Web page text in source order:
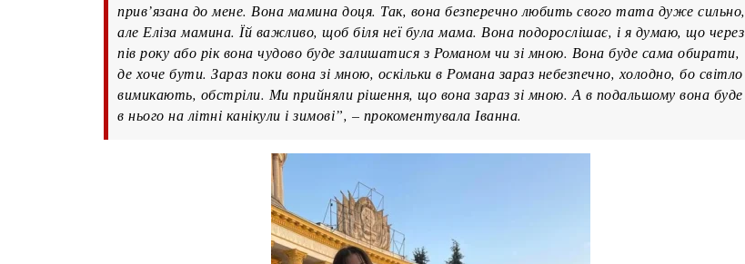
прив’язана до мене. Вона мамина доця. Так, вона безперечно любить свого тата дуже сильно,
але Еліза мамина. Їй важливо, щоб біля неї була мама. Вона подорослішає, і я думаю, що через
пів року або рік вона чудово буде залишатися з Романом чи зі мною. Вона буде сама обирати,
де хоче бути. Зараз поки вона зі мною, оскільки в Романа зараз небезпечно, холодно, бо світло
вимикають, обстріли. Ми прийняли рішення, що вона зараз зі мною. А в подальшому вона буде
в нього на літні канікули і зимові”, – прокоментувала Іванна.